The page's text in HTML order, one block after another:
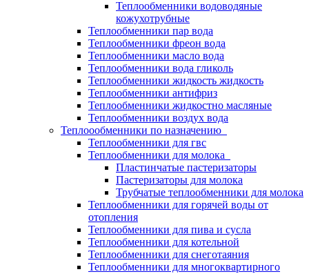
Теплообменники водоводяные
кожухотрубные
Теплообменники пар вода
Теплообменники фреон вода
Теплообменники масло вода
Теплообменники вода гликоль
Теплообменники жидкость жидкость
Теплообменники антифриз
Теплообменники жидкостно масляные
Теплообменники воздух вода
Теплоообменники по назначению
Теплообменники для гвс
Теплообменники для молока
Пластинчатые пастеризаторы
Пастеризаторы для молока
Трубчатые теплообменники для молока
Теплообменники для горячей воды от
отопления
Теплообменники для пива и сусла
Теплообменники для котельной
Теплообменники для снеготаяния
Теплообменники для многоквартирного